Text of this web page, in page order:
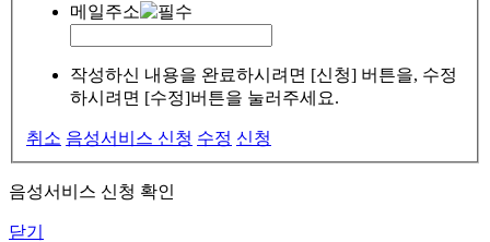
메일주소
작성하신 내용을 완료하시려면 [신청] 버튼을, 수정
하시려면 [수정]버튼을 눌러주세요.
취소 음성서비스 신청 수정 신청
음성서비스 신청 확인
닫기